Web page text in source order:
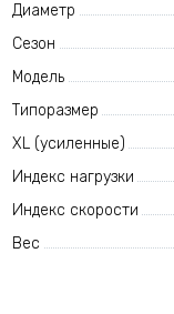
Диаметр
Сезон
Модель
Типоразмер
XL (усиленные)
Индекс нагрузки
Индекс скорости
Вес